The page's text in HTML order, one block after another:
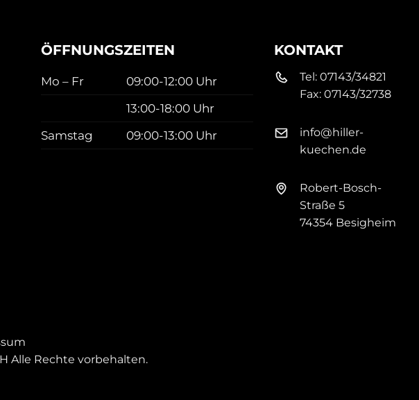
ÖFFNUNGSZEITEN
Mo – Fr
09:00-12:00 Uhr
13:00-18:00 Uhr
Samstag
09:00-13:00 Uhr
KONTAKT
Tel: 07143/34821
Fax: 07143/32738
info@hiller-
kuechen.de
Robert-Bosch-
Straße 5
74354 Besigheim
Alle Rechte vorbehalten.